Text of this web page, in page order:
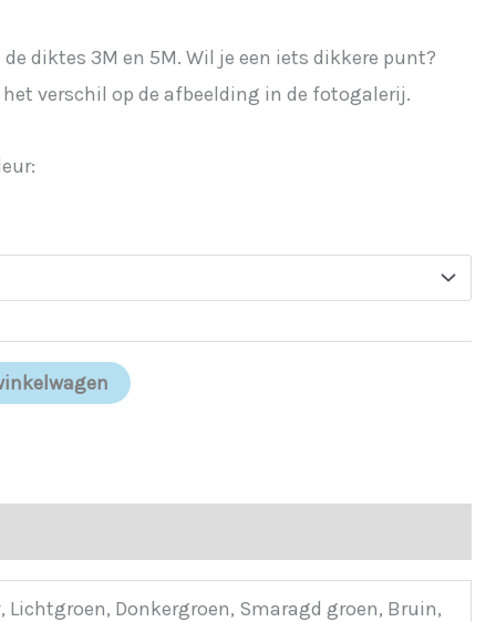
diktes 3M en 5M. Wil je een iets dikkere punt?
verschil op de afbeelding in de fotogalerij.
Lichtgroen, Donkergroen, Smaragd groen, Bruin,